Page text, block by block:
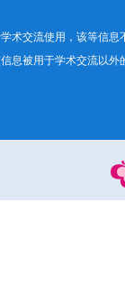
术交流使用，该等信息
息被用于学术交流以外